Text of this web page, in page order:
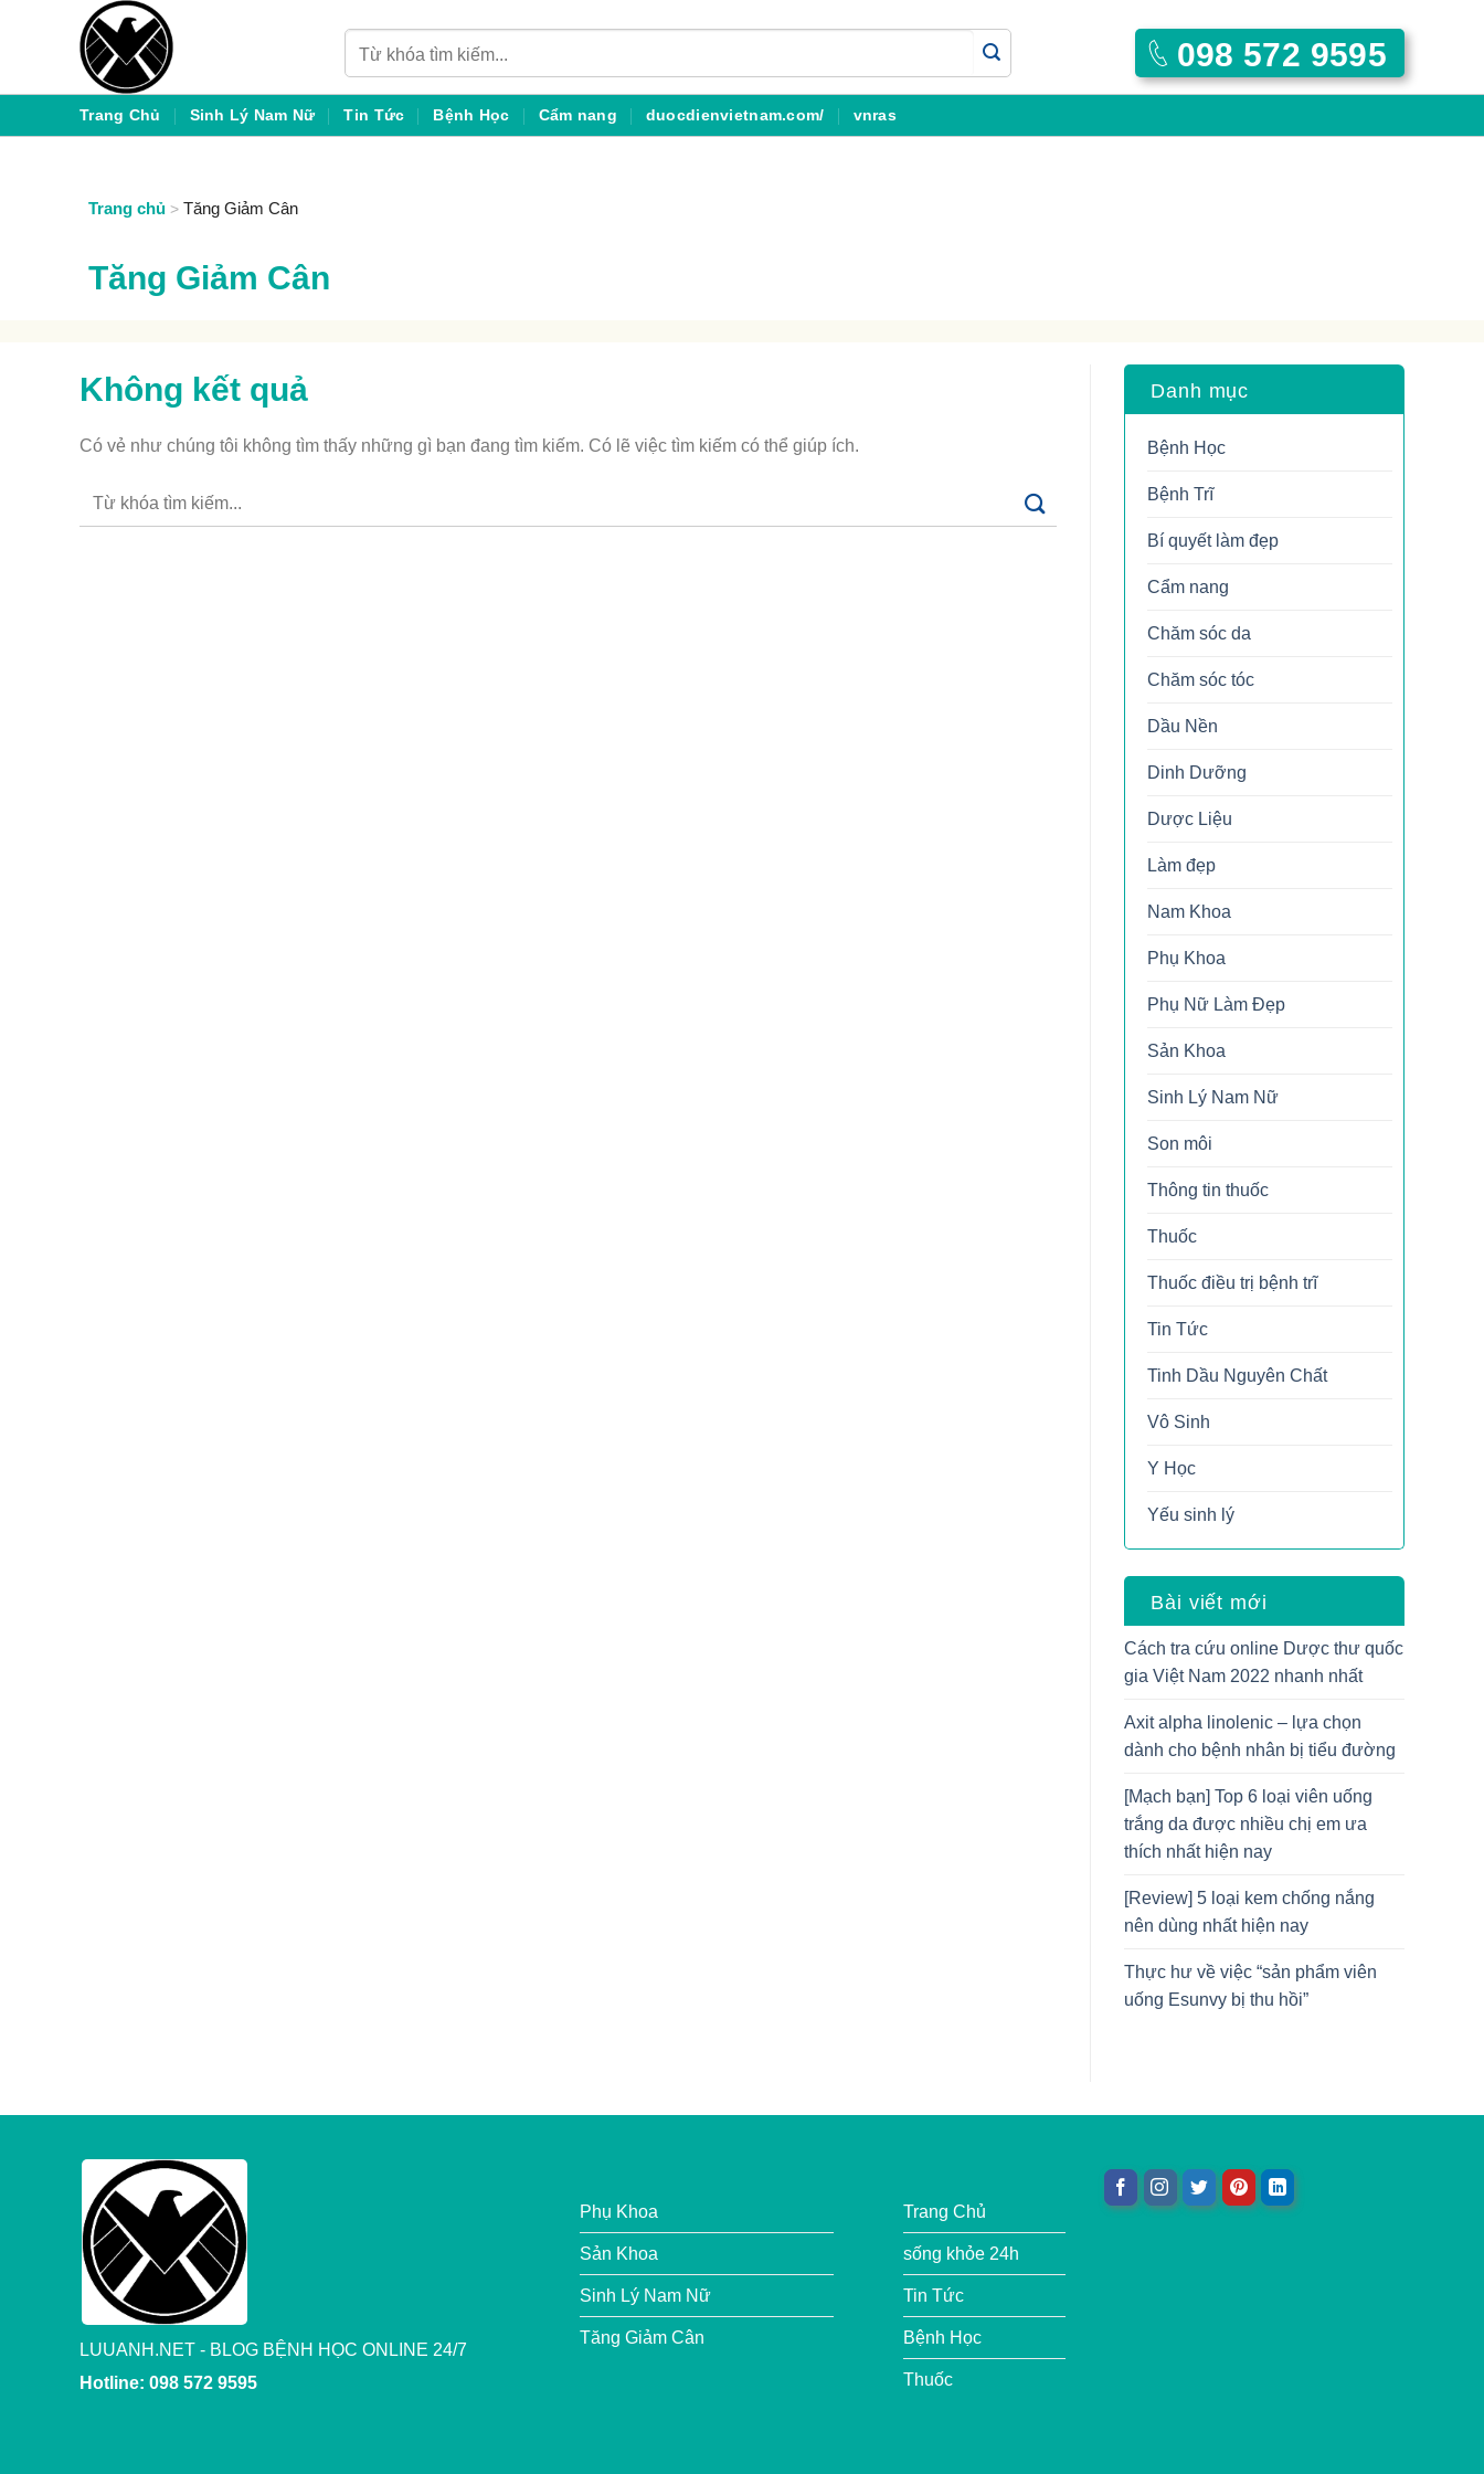
dung
kiếm:
098 572 9595
Trang Chủ Sinh Lý Nam Nữ Tin Tức Bệnh Học Cẩm nang duocdienvietnam.com/ vnras
Trang chủ >Tăng Giảm Cân
Tăng Giảm Cân
Không kết quả
Có vẻ như chúng tôi không tìm thấy những gì bạn đang tìm kiếm. Có lẽ việc tìm kiếm có thể giúp ích.
Danh mục
Bệnh Học
Bệnh Trĩ
Bí quyết làm đẹp
Cẩm nang
Chăm sóc da
Chăm sóc tóc
Dầu Nền
Dinh Dưỡng
Dược Liệu
Làm đẹp
Nam Khoa
Phụ Khoa
Phụ Nữ Làm Đẹp
Sản Khoa
Sinh Lý Nam Nữ
Son môi
Thông tin thuốc
Thuốc
Thuốc điều trị bệnh trĩ
Tin Tức
Tinh Dầu Nguyên Chất
Vô Sinh
Y Học
Yếu sinh lý
Bài viết mới
Cách tra cứu online Dược thư quốc
gia Việt Nam 2022 nhanh nhất
Axit alpha linolenic – lựa chọn
dành cho bệnh nhân bị tiểu đường
[Mạch bạn] Top 6 loại viên uống
trắng da được nhiều chị em ưa
thích nhất hiện nay
[Review] 5 loại kem chống nắng
nên dùng nhất hiện nay
Thực hư về việc “sản phẩm viên
uống Esunvy bị thu hồi”
LUUANH.NET - BLOG BỆNH HỌC ONLINE 24/7
Hotline: 098 572 9595
Phụ Khoa
Sản Khoa
Sinh Lý Nam Nữ
Tăng Giảm Cân
Trang Chủ
sống khỏe 24h
Tin Tức
Bệnh Học
Thuốc